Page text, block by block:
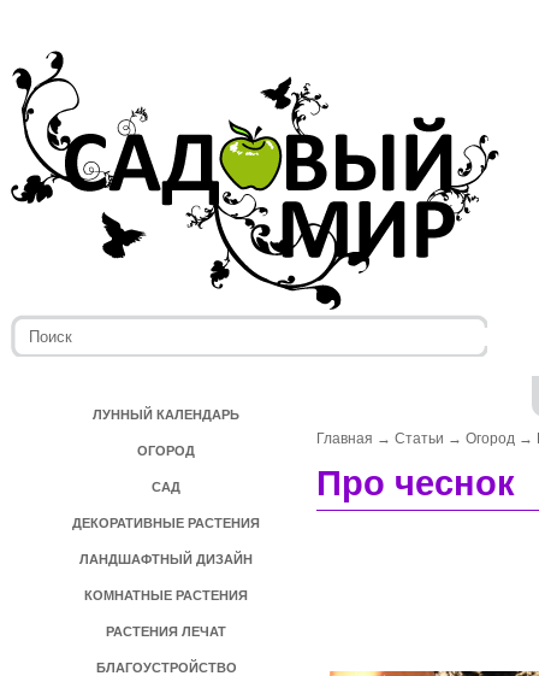
ЛУННЫЙ КАЛЕНДАРЬ
ОГОРОД
САД
ДЕКОРАТИВНЫЕ РАСТЕНИЯ
ЛАНДШАФТНЫЙ ДИЗАЙН
КОМНАТНЫЕ РАСТЕНИЯ
РАСТЕНИЯ ЛЕЧАТ
БЛАГОУСТРОЙСТВО
Главная → Статьи → Огород →
Про чеснок